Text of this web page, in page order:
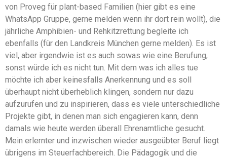
von Proveg für plant-based Familien (hier gibt es eine
WhatsApp Gruppe, gerne melden wenn ihr dort rein wollt), die
jährliche Amphibien- und Rehkitzrettung begleite ich
ebenfalls (für den Landkreis München gerne melden). Es ist
viel, aber irgendwie ist es auch sowas wie eine Berufung,
sonst würde ich es nicht tun. Mit dem was ich alles tue
möchte ich aber keinesfalls Anerkennung und es soll
überhaupt nicht überheblich klingen, sondern nur dazu
aufzurufen und zu inspirieren, dass es viele unterschiedliche
Projekte gibt, in denen man sich engagieren kann, denn
damals wie heute werden überall Ehrenamtliche gesucht.
Mein erlernter und inzwischen wieder ausgeübter Beruf liegt
übrigens im Steuerfachbereich. Die Pädagogik und die